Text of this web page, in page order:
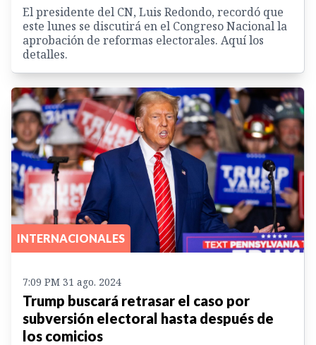
El presidente del CN, Luis Redondo, recordó que
este lunes se discutirá en el Congreso Nacional la
aprobación de reformas electorales. Aquí los
detalles.
INTERNACIONALES
7:09 PM 31 ago. 2024
Trump buscará retrasar el caso por
subversión electoral hasta después de
los comicios